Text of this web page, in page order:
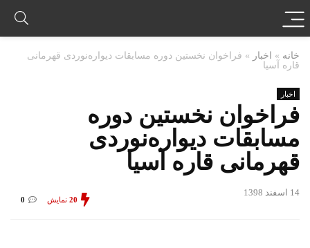
خانه » اخبار » فراخوان نخستین دوره مسابقات دیواره‌نوردی قهرمانی
قاره آسیا
اخبار
فراخوان نخستین دوره
مسابقات دیواره‌نوردی
قهرمانی قاره آسیا
14 اسفند 1398
20 نمایش 0